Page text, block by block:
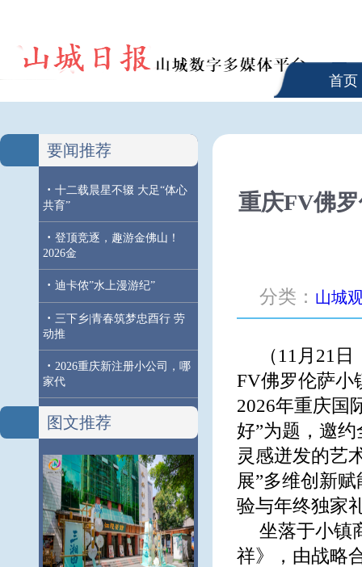
首页
要闻推荐
· 十二载晨星不辍 大足“体心
共育”
· 登顶竞逐，趣游金佛山！
2026金
· 迪卡侬”水上漫游纪”
· 三下乡|青春筑梦忠酉行 劳
动推
· 2026重庆新注册小公司，哪
家代
图文推荐
重庆FV佛
分类： 山城
（11月21
FV佛罗伦萨小
2026年重庆国
好”为题，邀
灵感迸发的艺
展”多维创新
验与年终独家
坐落于小镇
祥》，由战略